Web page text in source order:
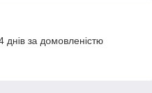
за домовленістю